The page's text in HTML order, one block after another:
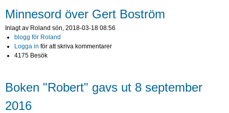
Minnesord över Gert Boström
Inlagt av Roland sön, 2018-03-18 08:56
blogg för Roland
Logga in för att skriva kommentarer
4175 Besök
Boken "Robert" gavs ut 8 september
2016